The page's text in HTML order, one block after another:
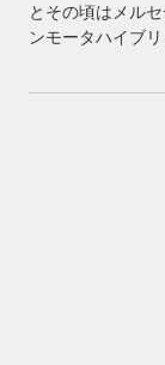
とその頃はメル
ンモータハイブ